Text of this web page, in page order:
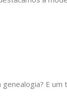
genealogia? E